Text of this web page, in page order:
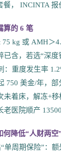
， INCINTA 报
算的 6 笔
kg 或 AMH＞
含，若选“深度
：重度发生率
750 美金/年，部
未着床，解冻+移
医院顺产
降低“人财两空
单周期保险”：